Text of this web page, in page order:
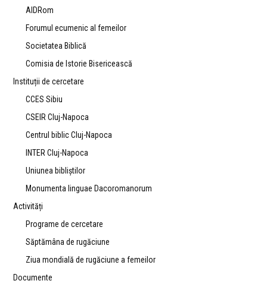
AIDRom
Forumul ecumenic al femeilor
Societatea Biblică
Comisia de Istorie Bisericească
Instituții de cercetare
CCES Sibiu
CSEIR Cluj-Napoca
Centrul biblic Cluj-Napoca
INTER Cluj-Napoca
Uniunea bibliştilor
Monumenta linguae Dacoromanorum
Activități
Programe de cercetare
Săptămâna de rugăciune
Ziua mondială de rugăciune a femeilor
Documente